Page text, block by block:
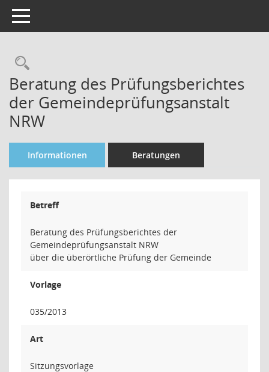
Toggle navigation
Rechercheauswahl
Beratung des Prüfungsberichtes
der Gemeindeprüfungsanstalt
NRW
Informationen Beratungen
Betreff
Beratung des Prüfungsberichtes der
Gemeindeprüfungsanstalt NRW
über die überörtliche Prüfung der Gemeinde
Vorlage
035/2013
Art
Sitzungsvorlage